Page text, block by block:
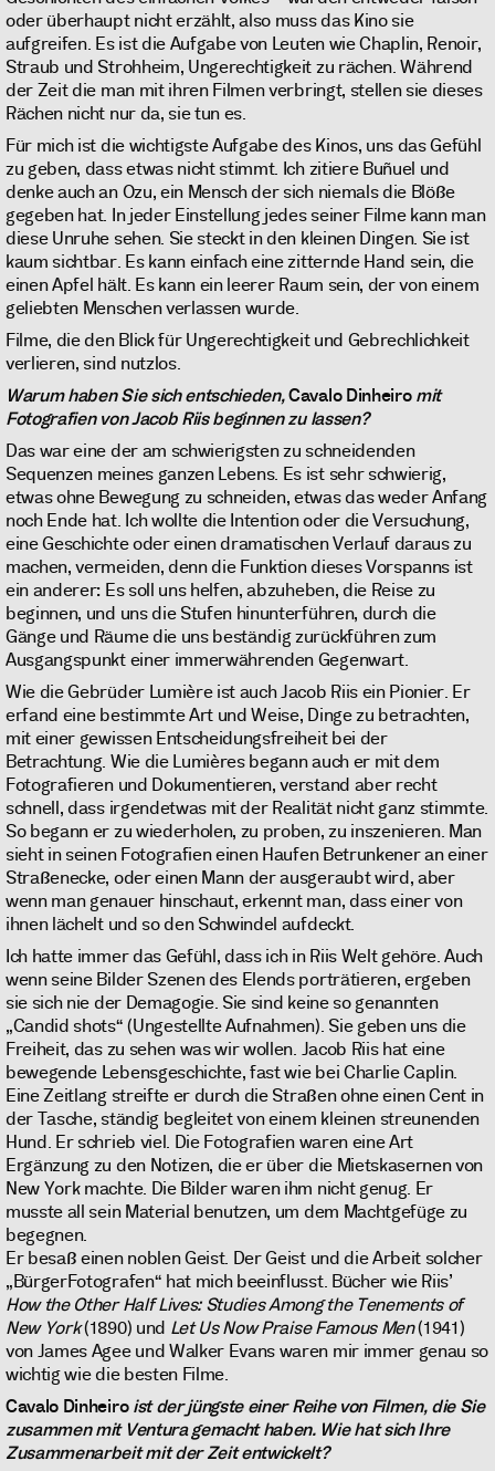
oder überhaupt nicht erzählt, also muss das Kino sie
aufgreifen. Es ist die Aufgabe von Leuten wie Chaplin, Renoir,
Straub und Strohheim, Ungerechtigkeit zu rächen. Während
der Zeit die man mit ihren Filmen verbringt, stellen sie dieses
Rächen nicht nur da, sie tun es.
Für mich ist die wichtigste Aufgabe des Kinos, uns das Gefühl
zu geben, dass etwas nicht stimmt. Ich zitiere Buñuel und
denke auch an Ozu, ein Mensch der sich niemals die Blöße
gegeben hat. In jeder Einstellung jedes seiner Filme kann man
diese Unruhe sehen. Sie steckt in den kleinen Dingen. Sie ist
kaum sichtbar. Es kann einfach eine zitternde Hand sein, die
einen Apfel hält. Es kann ein leerer Raum sein, der von einem
geliebten Menschen verlassen wurde.
Filme, die den Blick für Ungerechtigkeit und Gebrechlichkeit
verlieren, sind nutzlos.
Warum haben Sie sich entschieden,Cavalo Dinheiromit
Fotografien von Jacob Riis beginnen zu lassen?
Das war eine der am schwierigsten zu schneidenden
Sequenzen meines ganzen Lebens. Es ist sehr schwierig,
etwas ohne Bewegung zu schneiden, etwas das weder Anfang
noch Ende hat. Ich wollte die Intention oder die Versuchung,
eine Geschichte oder einen dramatischen Verlauf daraus zu
machen, vermeiden, denn die Funktion dieses Vorspanns ist
ein anderer: Es soll uns helfen, abzuheben, die Reise zu
beginnen, und uns die Stufen hinunterführen, durch die
Gänge und Räume die uns beständig zurückführen zum
Ausgangspunkt einer immerwährenden Gegenwart.
Wie die Gebrüder Lumière ist auch Jacob Riis ein Pionier. Er
erfand eine bestimmte Art und Weise, Dinge zu betrachten,
mit einer gewissen Entscheidungsfreiheit bei der
Betrachtung. Wie die Lumières begann auch er mit dem
Fotografieren und Dokumentieren, verstand aber recht
schnell, dass irgendetwas mit der Realität nicht ganz stimmte.
So begann er zu wiederholen, zu proben, zu inszenieren. Man
sieht in seinen Fotografien einen Haufen Betrunkener an einer
Straßenecke, oder einen Mann der ausgeraubt wird, aber
wenn man genauer hinschaut, erkennt man, dass einer von
ihnen lächelt und so den Schwindel aufdeckt.
Ich hatte immer das Gefühl, dass ich in Riis Welt gehöre. Auch
wenn seine Bilder Szenen des Elends porträtieren, ergeben
sie sich nie der Demagogie. Sie sind keine so genannten
„Candid shots“ (Ungestellte Aufnahmen). Sie geben uns die
Freiheit, das zu sehen was wir wollen. Jacob Riis hat eine
bewegende Lebensgeschichte, fast wie bei Charlie Caplin.
Eine Zeitlang streifte er durch die Straßen ohne einen Cent in
der Tasche, ständig begleitet von einem kleinen streunenden
Hund. Er schrieb viel. Die Fotografien waren eine Art
Ergänzung zu den Notizen, die er über die Mietskasernen von
New York machte. Die Bilder waren ihm nicht genug. Er
musste all sein Material benutzen, um dem Machtgefüge zu
begegnen.
Er besaß einen noblen Geist. Der Geist und die Arbeit solcher
„BürgerFotografen“ hat mich beeinflusst. Bücher wie Riis’
How the Other Half Lives: Studies Among the Tenements of
New York(1890) und Let Us Now Praise Famous Men(1941)
von James Agee und Walker Evans waren mir immer genau so
wichtig wie die besten Filme.
Cavalo Dinheiroist der jüngste einer Reihe von Filmen, die Sie
zusammen mit Ventura gemacht haben. Wie hat sich Ihre
Zusammenarbeit mit der Zeit entwickelt?